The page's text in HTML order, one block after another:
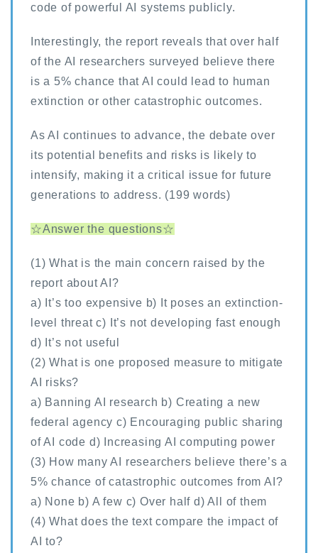
code of powerful AI systems publicly.
Interestingly, the report reveals that over half
of the AI researchers surveyed believe there
is a 5% chance that AI could lead to human
extinction or other catastrophic outcomes.
As AI continues to advance, the debate over
its potential benefits and risks is likely to
intensify, making it a critical issue for future
generations to address. (199 words)
☆Answer the questions☆
(1) What is the main concern raised by the
report about AI?
a) It’s too expensive b) It poses an extinction-
level threat c) It’s not developing fast enough
d) It’s not useful
(2) What is one proposed measure to mitigate
AI risks?
a) Banning AI research b) Creating a new
federal agency c) Encouraging public sharing
of AI code d) Increasing AI computing power
(3) How many AI researchers believe there’s a
5% chance of catastrophic outcomes from AI?
a) None b) A few c) Over half d) All of them
(4) What does the text compare the impact of
AI to?